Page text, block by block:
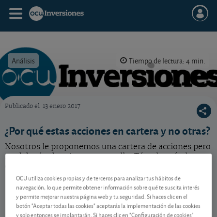
Análisis Tiempo de lectura: 4 min.
Publicado el 13 enero 2017
¿Por qué estas acciones en cartera y no otras?
Nosotros le proponemos una cartera de acciones pero
no debería obsesionarse con ella. Tómela a título
Contenido reservado a SOCIOS
OCU utiliza cookies propias y de terceros para analizar tus hábitos de
navegación, lo que permite obtener información sobre qué te suscita interés
y permite mejorar nuestra página web y tu seguridad. Si haces clic en el
botón "Aceptar todas las cookies" aceptarás la implementación de las cookies
y solo entonces se implantarán. Si haces clic en "Configuración de cookies"